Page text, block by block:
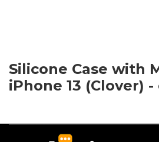
Silicone Case with
iPhone 13 (Clover)